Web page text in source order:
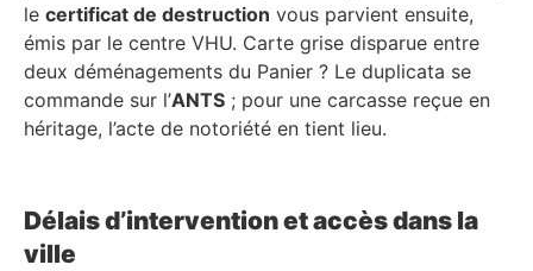
le certificat de destruction vous parvient ensuite,
émis par le centre VHU. Carte grise disparue entre
deux déménagements du Panier ? Le duplicata se
commande sur l’ANTS ; pour une carcasse reçue en
héritage, l’acte de notoriété en tient lieu.
Délais d’intervention et accès dans la
ville